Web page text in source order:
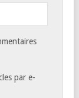
par e-